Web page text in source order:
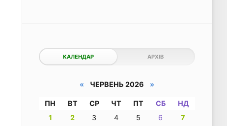
КАЛЕНДАР АРХІВ
« ЧЕРВЕНЬ 2026 »
ПН ВТ СР ЧТ ПТ СБ
НД
1
2 3 4 5 6
7